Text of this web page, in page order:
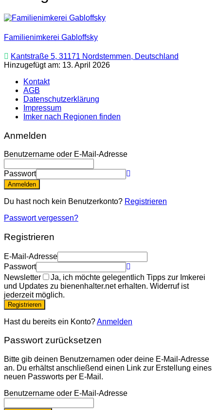
Familienimkerei Gabloffsky
Kantstraße 5, 31171 Nordstemmen, Deutschland
Hinzugefügt am: 13. April 2026
Kontakt
AGB
Datenschutzerklärung
Impressum
Imker nach Regionen finden
Anmelden
Benutzername oder E-Mail-Adresse
Passwort
Anmelden
Du hast noch kein Benutzerkonto? Registrieren
Passwort vergessen?
Registrieren
E-Mail-Adresse
Passwort
Newsletter
Ja, ich möchte gelegentlich Tipps zur Imkerei
und Updates zu bienenhalter.net erhalten. Widerruf ist
jederzeit möglich.
Registrieren
Hast du bereits ein Konto?Anmelden
Passwort zurücksetzen
Bitte gib deinen Benutzernamen oder deine E-Mail-Adresse
an. Du erhältst anschließend einen Link zur Erstellung eines
neuen Passworts per E-Mail.
Benutzername oder E-Mail-Adresse